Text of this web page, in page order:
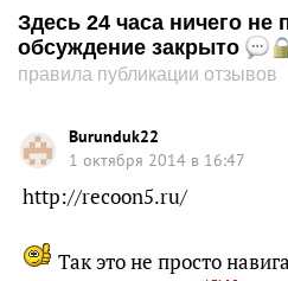
Здесь 24 часа ничего не
обсуждение закрыто
правила публикации отзывов
Burunduk22
1 октября 2014 в 16:47
http://recoon5.ru/
Так это не просто